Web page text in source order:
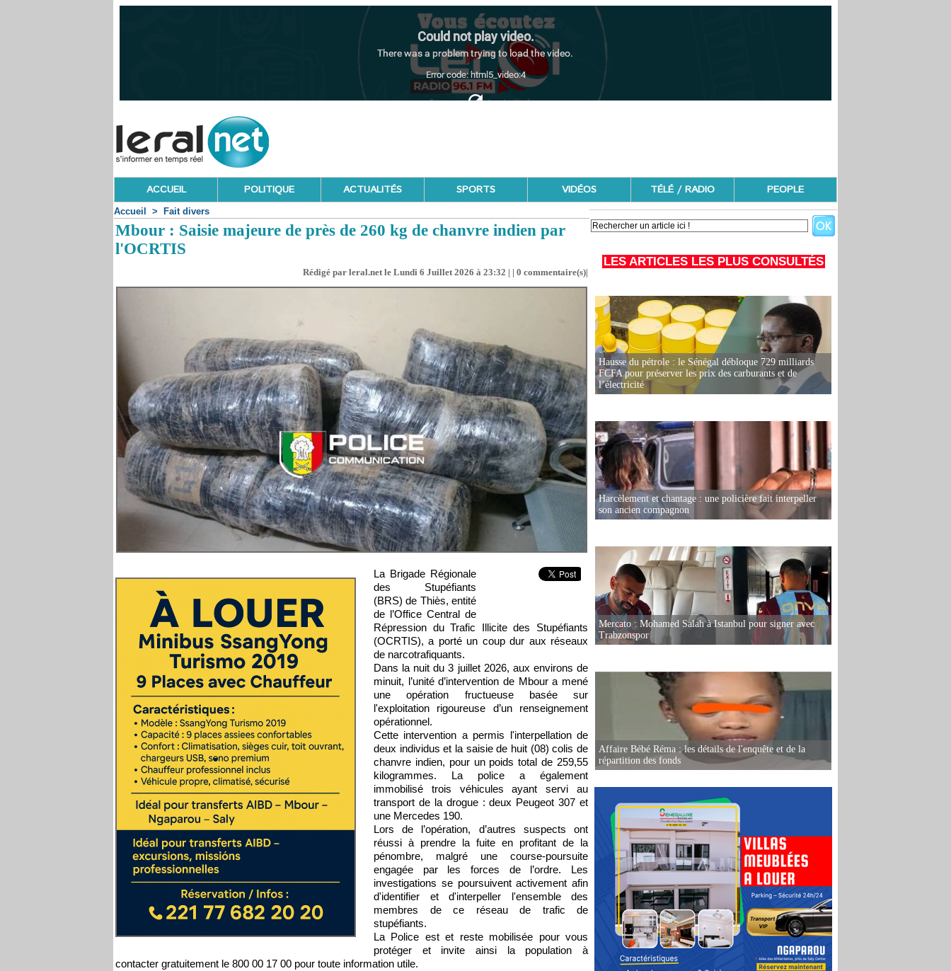
ACCUEIL POLITIQUE ACTUALITÉS SPORTS VIDÉOS TÉLÉ / RADIO PEOPLE
Accueil > Fait divers
Mbour : Saisie majeure de près de 260 kg de chanvre indien par
l'OCRTIS
Rédigé par leral.net le Lundi 6 Juillet 2026 à 23:32 | | 0 commentaire(s)|
La Brigade Régionale
des Stupéfiants
(BRS) de Thiès, entité
de l’Office Central de
Répression du Trafic Illicite des Stupéfiants
(OCRTIS), a porté un coup dur aux réseaux
de narcotrafiquants.
Dans la nuit du 3 juillet 2026, aux environs de
minuit, l’unité d’intervention de Mbour a mené
une opération fructueuse basée sur
l'exploitation rigoureuse d’un renseignement
opérationnel.
Cette intervention a permis l'interpellation de
deux individus et la saisie de huit (08) colis de
chanvre indien, pour un poids total de 259,55
kilogrammes. La police a également
immobilisé trois véhicules ayant servi au
transport de la drogue : deux Peugeot 307 et
une Mercedes 190.
Lors de l’opération, d’autres suspects ont
réussi à prendre la fuite en profitant de la
pénombre, malgré une course-poursuite
engagée par les forces de l’ordre. Les
investigations se poursuivent activement afin
d'identifier et d'interpeller l'ensemble des
membres de ce réseau de trafic de
stupéfiants.
La Police est et reste mobilisée pour vous
protéger et invite ainsi la population à
contacter gratuitement le 800 00 17 00 pour toute information utile.
LES ARTICLES LES PLUS CONSULTÉS
Hausse du pétrole : le Sénégal débloque 729 milliards
FCFA pour préserver les prix des carburants et de
l’électricité
Harcèlement et chantage : une policière fait interpeller
son ancien compagnon
Mercato : Mohamed Salah à Istanbul pour signer avec
Trabzonspor
Affaire Bébé Réma : les détails de l'enquête et de la
répartition des fonds